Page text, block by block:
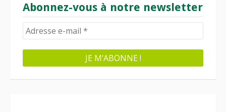
Abonnez-vous à notre newsletter